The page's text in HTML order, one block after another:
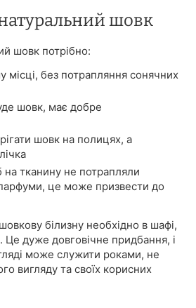
шовк
шовк потрібно:
місці, без потрапляння сонячних
шовк, має добре
шовк на полицях, а
тканину не потрапляли
це може призвести до
білизну необхідно в шафі,
Це дуже довговічне придбання, і
може служити роками, не
вигляду та своїх корисних